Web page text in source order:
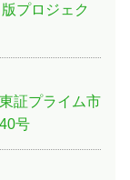
プロジェク
証プライム市
号